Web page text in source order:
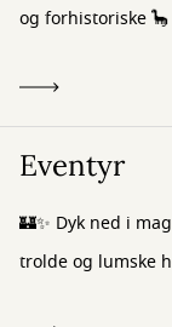
og forhistoriske 🦕
Eventyr
🏰✨ Dyk ned i
trolde og lumske